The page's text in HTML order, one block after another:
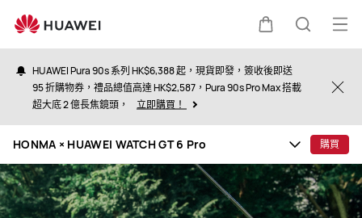
HUAWEI
WATCH
Pro
購
物
蒐
索
打
選
HUAWEI Pura 90s 系列 HK$6,388 起，現貨即發，簽收後即送
95 折購物券，禮品總值高達 HK$2,587，Pura 90s Pro Max 搭載
超大底 2 億長焦鏡頭，
立即購買！
HONMA × HUAWEI WATCH GT 6 Pro 購買